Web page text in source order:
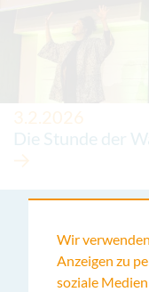
Wir
Anzeigen zu
soziale
3.2.2026
Die Stunde der